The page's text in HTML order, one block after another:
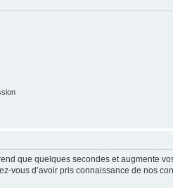
que quelques secondes et augmente
vous d’avoir pris connaissance de nos